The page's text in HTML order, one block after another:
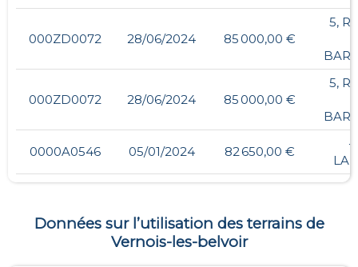
000ZD0072 28/06/2024 85 000,00 €
5,
000ZD0072 28/06/2024 85 000,00 €
5,
0000A0546 05/01/2024 82 650,00 €
-
Données sur l’utilisation des terrains de
Vernois-les-belvoir